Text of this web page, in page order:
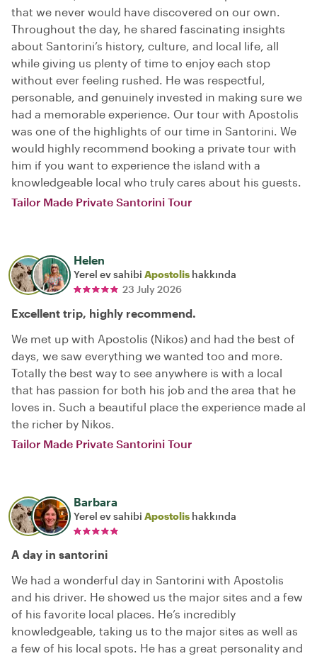
that we never would have discovered on our own.
Throughout the day, he shared fascinating insights
about Santorini’s history, culture, and local life, all
while giving us plenty of time to enjoy each stop
without ever feeling rushed. He was respectful,
personable, and genuinely invested in making sure we
had a memorable experience. Our tour with Apostolis
was one of the highlights of our time in Santorini. We
would highly recommend booking a private tour with
him if you want to experience the island with a
knowledgeable local who truly cares about his guests.
Tailor Made Private Santorini Tour
Helen
Yerel ev sahibi Apostolis hakkında
23 July 2026
Excellent trip, highly recommend.
We met up with Apostolis (Nikos) and had the best of
days, we saw everything we wanted too and more.
Totally the best way to see anywhere is with a local
that has passion for both his job and the area that he
loves in. Such a beautiful place the experience made al
the richer by Nikos.
Tailor Made Private Santorini Tour
Barbara
Yerel ev sahibi Apostolis hakkında
A day in santorini
We had a wonderful day in Santorini with Apostolis
and his driver. He showed us the major sites and a few
of his favorite local places. He’s incredibly
knowledgeable, taking us to the major sites as well as
a few of his local spots. He has a great personality and